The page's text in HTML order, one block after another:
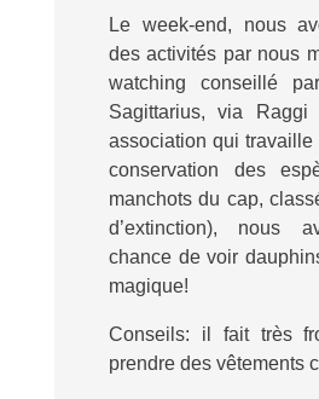
Le week-end, nous
des activités par nous
watching conseillé
Sagittarius, via Raggi
association qui
conservation des
manchots du cap,
d’extinction), nous
chance de voir
magique!
Conseils: il fait très
prendre des vêtements